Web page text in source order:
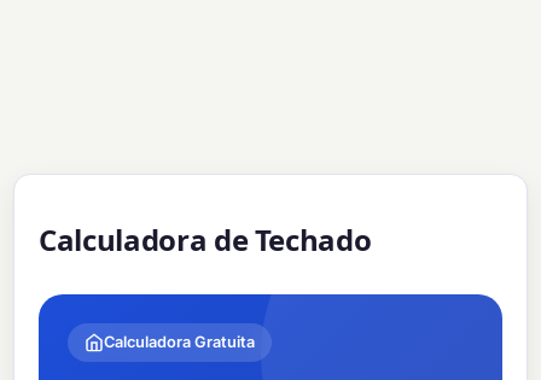
Calculadora de Techado
Calculadora Gratuita